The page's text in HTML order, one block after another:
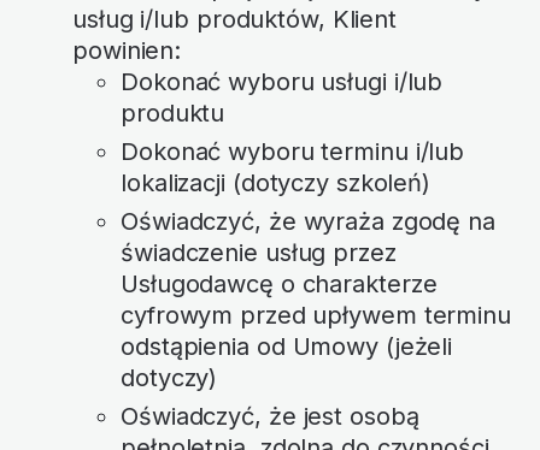
usług i/lub produktów, Klient
powinien:
Dokonać wyboru usługi i/lub
produktu
Dokonać wyboru terminu i/lub
lokalizacji (dotyczy szkoleń)
Oświadczyć, że wyraża zgodę na
świadczenie usług przez
Usługodawcę o charakterze
cyfrowym przed upływem terminu
odstąpienia od Umowy (jeżeli
dotyczy)
Oświadczyć, że jest osobą